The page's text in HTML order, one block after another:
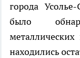
города
было
находились